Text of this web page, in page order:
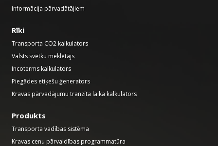
Informācija pārvadātājiem
Rīki
Transporta CO2 kalkulators
Valsts svētku meklētājs
Incoterms kalkulators
Piegādes etiķešu ģenerators
Kravas pārvadājumu tranzīta laika kalkulators
Produkts
Transporta vadības sistēma
Kravas cenu pārvaldības programmatūra